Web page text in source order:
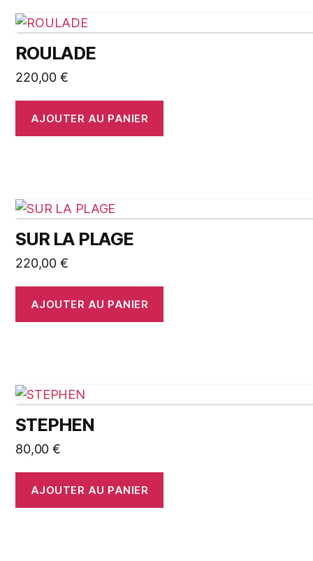
ROULADE
220,00 €
AJOUTER AU PANIER
SUR LA PLAGE
220,00 €
AJOUTER AU PANIER
STEPHEN
80,00 €
AJOUTER AU PANIER